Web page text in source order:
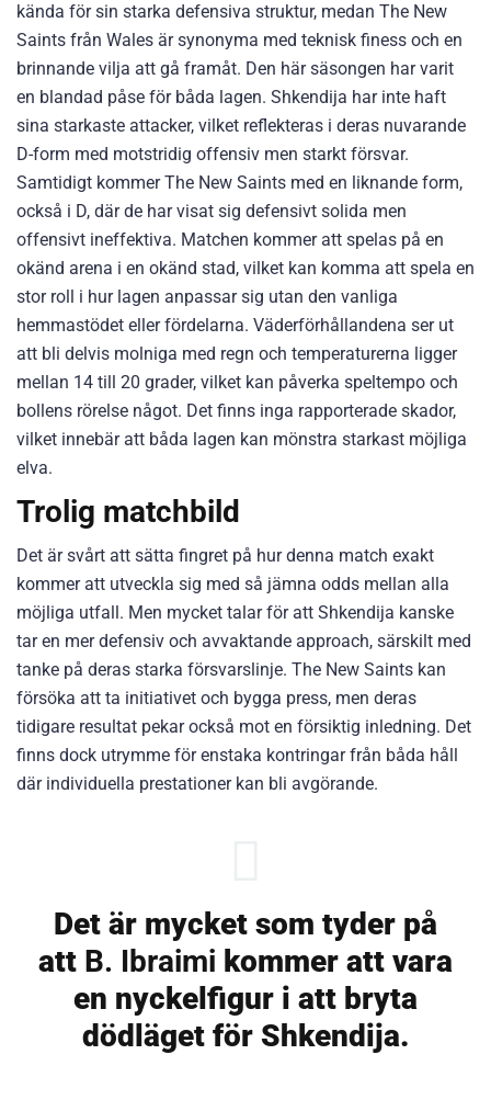
kända för sin starka defensiva struktur, medan The New
Saints från Wales är synonyma med teknisk finess och en
brinnande vilja att gå framåt. Den här säsongen har varit
en blandad påse för båda lagen. Shkendija har inte haft
sina starkaste attacker, vilket reflekteras i deras nuvarande
D-form med motstridig offensiv men starkt försvar.
Samtidigt kommer The New Saints med en liknande form,
också i D, där de har visat sig defensivt solida men
offensivt ineffektiva. Matchen kommer att spelas på en
okänd arena i en okänd stad, vilket kan komma att spela en
stor roll i hur lagen anpassar sig utan den vanliga
hemmastödet eller fördelarna. Väderförhållandena ser ut
att bli delvis molniga med regn och temperaturerna ligger
mellan 14 till 20 grader, vilket kan påverka speltempo och
bollens rörelse något. Det finns inga rapporterade skador,
vilket innebär att båda lagen kan mönstra starkast möjliga
elva.
Trolig matchbild
Det är svårt att sätta fingret på hur denna match exakt
kommer att utveckla sig med så jämna odds mellan alla
möjliga utfall. Men mycket talar för att Shkendija kanske
tar en mer defensiv och avvaktande approach, särskilt med
tanke på deras starka försvarslinje. The New Saints kan
försöka att ta initiativet och bygga press, men deras
tidigare resultat pekar också mot en försiktig inledning. Det
finns dock utrymme för enstaka kontringar från båda håll
där individuella prestationer kan bli avgörande.
Det är mycket som tyder på
att B. Ibraimi kommer att vara
en nyckelfigur i att bryta
dödläget för Shkendija.